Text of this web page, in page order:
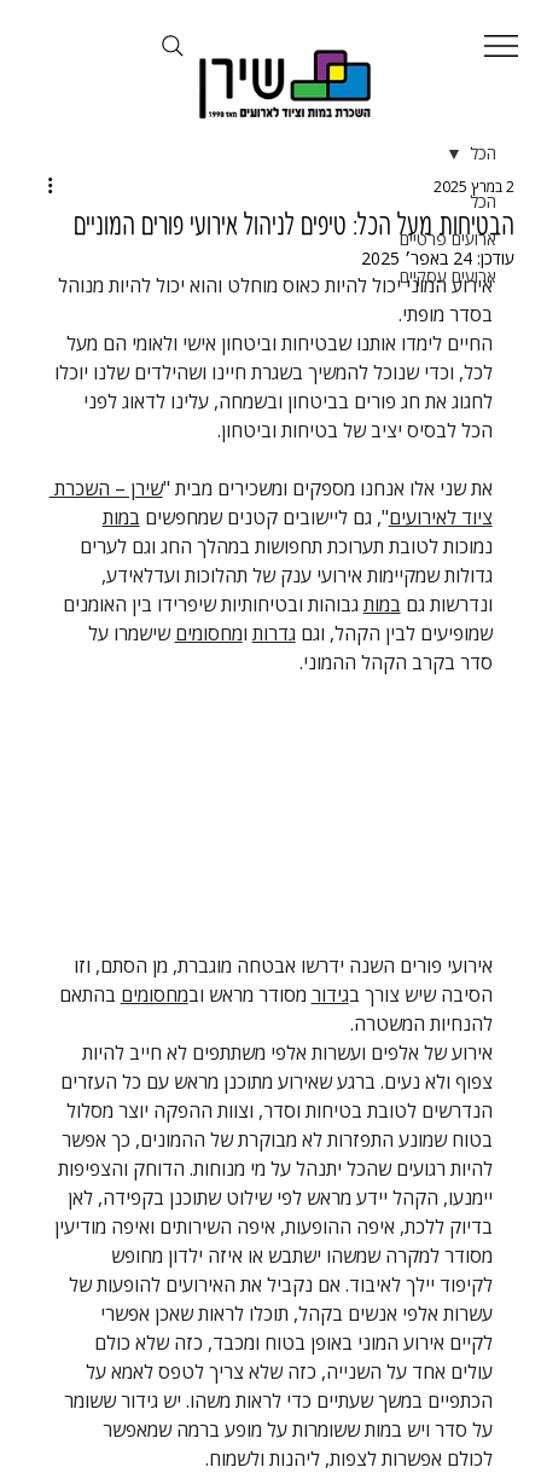
הכל
ארועים פרטיים
ארועים עסקיים
הכל
הבטיחות מעל הכל: טיפים לניהול אירועי פורים המוניים
2 במרץ 2025
עודכן:24 באפר׳ 2025
אירוע המוני יכול להיות כאוס מוחלט והוא יכול להיות מנוהל
בסדר מופתי.
החיים לימדו אותנו שבטיחות וביטחון אישי ולאומי הם מעל
לכל, וכדי שנוכל להמשיך בשגרת חיינו ושהילדים שלנו יוכלו
לחגוג את חג פורים בביטחון ובשמחה, עלינו לדאוג לפני
הכל לבסיס יציב של בטיחות וביטחון.
את שני אלו אנחנו מספקים ומשכירים מבית "שירן – השכרת
ציוד לאירועים", גם ליישובים קטנים שמחפשים במות
נמוכות לטובת תערוכת תחפושות במהלך החג וגם לערים
גדולות שמקיימות אירועי ענק של תהלוכות ועדלאידע,
ונדרשות גם במות גבוהות ובטיחותיות שיפרידו בין האומנים
שמופיעים לבין הקהל, וגם גדרות ומחסומים שישמרו על
סדר בקרב הקהל ההמוני.
אירועי פורים השנה ידרשו אבטחה מוגברת, מן הסתם, וזו
הסיבה שיש צורך בגידור מסודר מראש ובמחסומים בהתאם
להנחיות המשטרה.
אירוע של אלפים ועשרות אלפי משתתפים לא חייב להיות
צפוף ולא נעים. ברגע שאירוע מתוכנן מראש עם כל העזרים
הנדרשים לטובת בטיחות וסדר, וצוות ההפקה יוצר מסלול
בטוח שמונע התפזרות לא מבוקרת של ההמונים, כך אפשר
להיות רגועים שהכל יתנהל על מי מנוחות. הדוחק והצפיפות
יימנעו, הקהל יידע מראש לפי שילוט שתוכנן בקפידה, לאן
בדיוק ללכת, איפה ההופעות, איפה השירותים ואיפה מודיעין
מסודר למקרה שמשהו ישתבש או איזה ילדון מחופש
לקיפוד יילך לאיבוד. אם נקביל את האירועים להופעות של
עשרות אלפי אנשים בקהל, תוכלו לראות שאכן אפשרי
לקיים אירוע המוני באופן בטוח ומכבד, כזה שלא כולם
עולים אחד על השנייה, כזה שלא צריך לטפס לאמא על
הכתפיים במשך שעתיים כדי לראות משהו. יש גידור ששומר
על סדר ויש במות ששומרות על מופע ברמה שמאפשר
לכולם אפשרות לצפות, ליהנות ולשמוח.